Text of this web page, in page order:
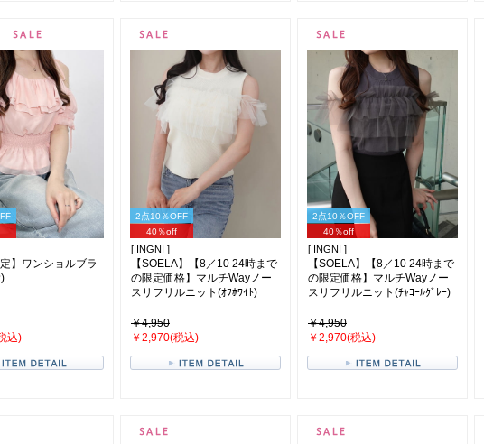
定】ワンショルブラ
込)
2点10％OFF
40％off
[ INGNI ]
【SOELA】【8／10 24時まで
の限定価格】マルチWayノー
スリフリルニット(ｵﾌﾎﾜｲﾄ)
￥4,950
￥2,970(税込)
2点10％OFF
40％off
[ INGNI ]
【SOELA】【8／10 24時まで
の限定価格】マルチWayノー
スリフリルニット(ﾁｬｺｰﾙｸﾞﾚｰ)
￥4,950
￥2,970(税込)